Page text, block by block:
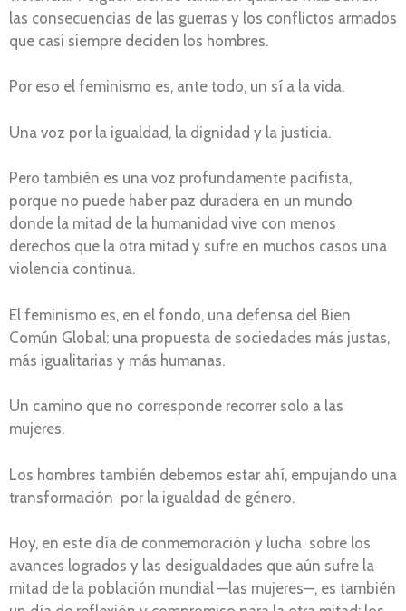
las consecuencias de las guerras y los conflictos armados
que casi siempre deciden los hombres.
Por eso el feminismo es, ante todo, un sí a la vida.
Una voz por la igualdad, la dignidad y la justicia.
Pero también es una voz profundamente pacifista,
porque no puede haber paz duradera en un mundo
donde la mitad de la humanidad vive con menos
derechos que la otra mitad y sufre en muchos casos una
violencia continua.
El feminismo es, en el fondo, una defensa del Bien
Común Global: una propuesta de sociedades más justas,
más igualitarias y más humanas.
Un camino que no corresponde recorrer solo a las
mujeres.
Los hombres también debemos estar ahí, empujando una
transformación por la igualdad de género.
Hoy, en este día de conmemoración y lucha sobre los
avances logrados y las desigualdades que aún sufre la
mitad de la población mundial —las mujeres—, es también